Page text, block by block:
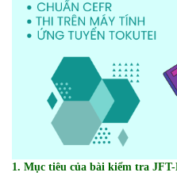
1. Mục tiêu của bài kiểm tra JFT-